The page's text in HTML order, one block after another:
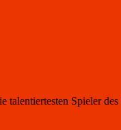
Spieler